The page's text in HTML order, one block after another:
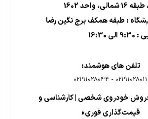
واحد 1602
: طبقه همکف برج نگین رضا
تلفن های هوشمند:
02191028011
-
02191028044
خودروی شخصی | کارشناسی و
قیمت‌گذاری فوری»